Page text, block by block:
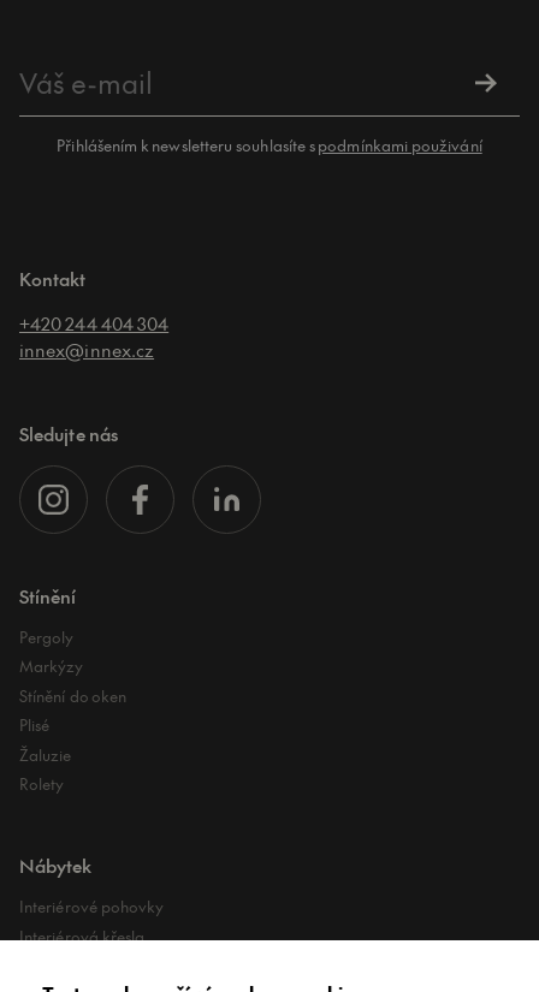
Přihlášením k newsletteru souhlasíte spodmínkami použivání
Kontakt
+420 244 404 304
innex@innex.cz
Sledujte nás
Stínění
Pergoly
Markýzy
Stínění do oken
Plisé
Žaluzie
Rolety
Nábytek
Interiérové pohovky
Interiérová křesla